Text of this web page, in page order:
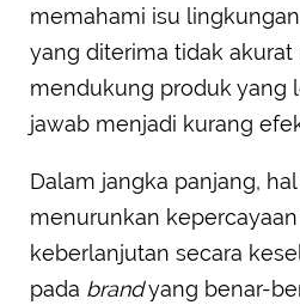
memahami isu
yang diterima tidak
mendukung produk yang
jawab menjadi kurang
Dalam jangka panjang,
menurunkan
keberlanjutan secara
pada brandyang benar-